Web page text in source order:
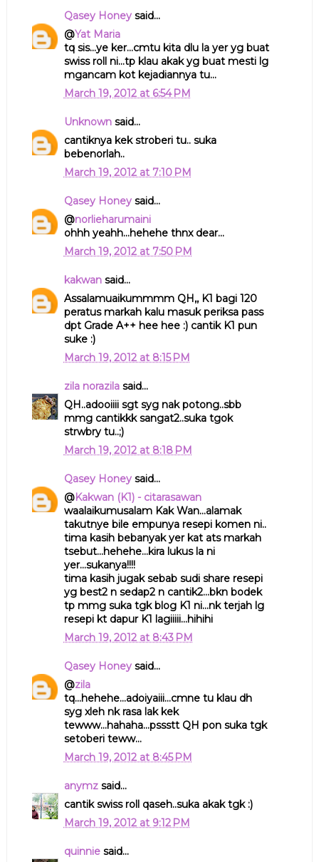
Qasey Honeysaid...
@Yat Maria
tq sis...ye ker...cmtu kita dlu la yer yg buat
swiss roll ni...tp klau akak yg buat mesti lg
mgancam kot kejadiannya tu...
March 19, 2012 at 6:54 PM
Unknownsaid...
cantiknya kek stroberi tu.. suka
bebenorlah..
March 19, 2012 at 7:10 PM
Qasey Honeysaid...
@norlieharumaini
ohhh yeahh...hehehe thnx dear...
March 19, 2012 at 7:50 PM
kakwansaid...
Assalamuaikummmm QH,, K1 bagi 120
peratus markah kalu masuk periksa pass
dpt Grade A++ hee hee :) cantik K1 pun
suke :)
March 19, 2012 at 8:15 PM
zila norazilasaid...
QH..adooiiii sgt syg nak potong..sbb
mmg cantikkk sangat2..suka tgok
strwbry tu..;)
March 19, 2012 at 8:18 PM
Qasey Honeysaid...
@Kakwan (K1) - citarasawan
waalaikumusalam Kak Wan...alamak
takutnye bile empunya resepi komen ni..
tima kasih bebanyak yer kat ats markah
tsebut...hehehe...kira lukus la ni
yer...sukanya!!!!
tima kasih jugak sebab sudi share resepi
yg best2 n sedap2 n cantik2...bkn bodek
tp mmg suka tgk blog K1 ni...nk terjah lg
resepi kt dapur K1 lagiiiii...hihihi
March 19, 2012 at 8:43 PM
Qasey Honeysaid...
@zila
tq...hehehe...adoiyaiii...cmne tu klau dh
syg xleh nk rasa lak kek
tewww...hahaha...pssstt QH pon suka tgk
setoberi teww...
March 19, 2012 at 8:45 PM
anymzsaid...
cantik swiss roll qaseh..suka akak tgk :)
March 19, 2012 at 9:12 PM
quinniesaid...